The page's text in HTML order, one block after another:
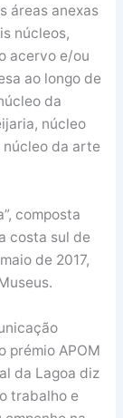
áreas anexas
núcleos,
acervo e/ou
ao longo de
da
núcleo
núcleo da arte
composta
costa sul de
de 2017,
prémio APOM
da Lagoa diz
trabalho e